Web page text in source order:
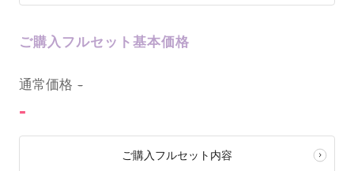
ご購入フルセット基本価格
通常価格 -
-
ご購入フルセット内容